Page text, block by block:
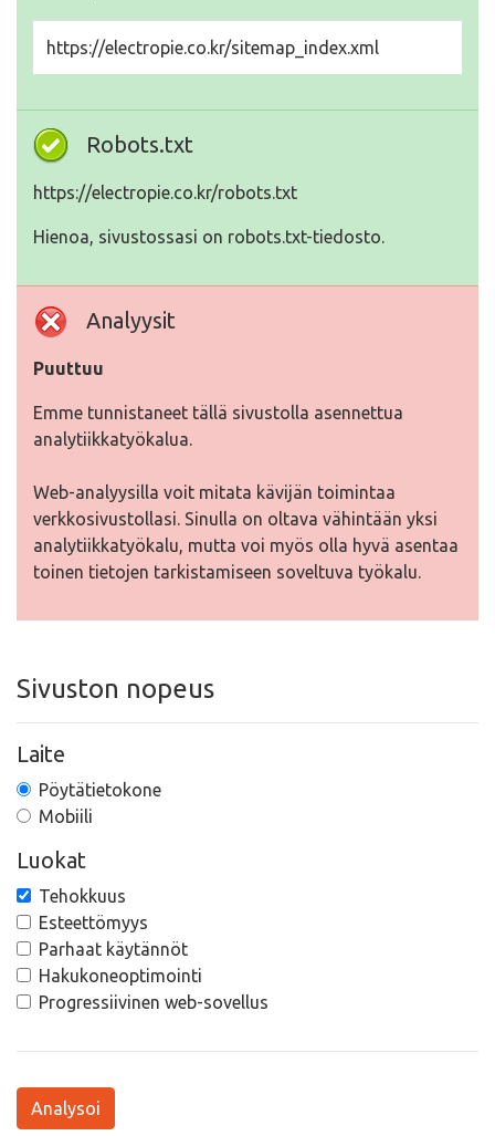
https://electropie.co.kr/sitemap_index.xml
Robots.txt
https://electropie.co.kr/robots.txt
Hienoa, sivustossasi on robots.txt-tiedosto.
Analyysit
Puuttuu
Emme tunnistaneet tällä sivustolla asennettua
analytiikkatyökalua.
Web-analyysilla voit mitata kävijän toimintaa
verkkosivustollasi. Sinulla on oltava vähintään yksi
analytiikkatyökalu, mutta voi myös olla hyvä asentaa
toinen tietojen tarkistamiseen soveltuva työkalu.
Sivuston nopeus
Laite
Pöytätietokone
Mobiili
Luokat
Tehokkuus
Esteettömyys
Parhaat käytännöt
Hakukoneoptimointi
Progressiivinen web-sovellus
Analysoi